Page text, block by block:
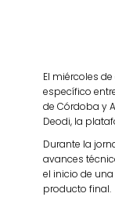
El miércoles
específico
de Córdoba y
Deodi, la
Durante la
avances
el inicio de
producto final.